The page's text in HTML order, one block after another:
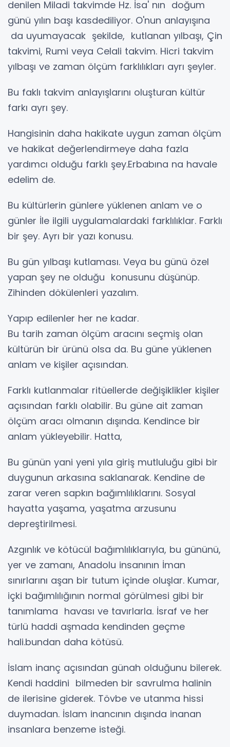
denilen Miladi takvimde Hz. İsa' nın doğum
günü yılın başı kasdediliyor. O'nun anlayışına
da uyumayacak şekilde, kutlanan yılbaşı, Çin
takvimi, Rumi veya Celali takvim. Hicri takvim
yılbaşı ve zaman ölçüm farklılıkları ayrı şeyler.
Bu faklı takvim anlayışlarını oluşturan kültür
farkı ayrı şey.
Hangisinin daha hakikate uygun zaman ölçüm
ve hakikat değerlendirmeye daha fazla
yardımcı olduğu farklı şey.Erbabına na havale
edelim de.
Bu kültürlerin günlere yüklenen anlam ve o
günler İle ilgili uygulamalardaki farklılıklar. Farklı
bir şey. Ayrı bir yazı konusu.
Bu gün yılbaşı kutlaması. Veya bu günü özel
yapan şey ne olduğu konusunu düşünüp.
Zihinden dökülenleri yazalım.
Yapıp edilenler her ne kadar.
Bu tarih zaman ölçüm aracını seçmiş olan
kültürün bir ürünü olsa da. Bu güne yüklenen
anlam ve kişiler açısından.
Farklı kutlanmalar ritüellerde değişiklikler kişiler
açısından farklı olabilir. Bu güne ait zaman
ölçüm aracı olmanın dışında. Kendince bir
anlam yükleyebilir. Hatta,
Bu günün yani yeni yıla giriş mutluluğu gibi bir
duygunun arkasına saklanarak. Kendine de
zarar veren sapkın bağımlılıklarını. Sosyal
hayatta yaşama, yaşatma arzusunu
depreştirilmesi.
Azgınlık ve kötücül bağımlılıklarıyla, bu gününü,
yer ve zamanı, Anadolu insanının İman
sınırlarını aşan bir tutum içinde oluşlar. Kumar,
içki bağımlılığının normal görülmesi gibi bir
tanımlama havası ve tavırlarla. İsraf ve her
türlü haddi aşmada kendinden geçme
hali.bundan daha kötüsü.
İslam inanç açısından günah olduğunu bilerek.
Kendi haddini bilmeden bir savrulma halinin
de ilerisine giderek. Tövbe ve utanma hissi
duymadan. İslam inancının dışında inanan
insanlara benzeme isteği.